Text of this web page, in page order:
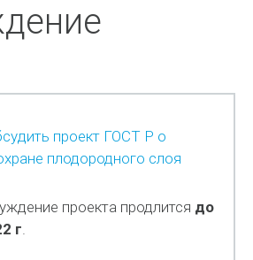
проект ГОСТ Р о
плодородного слоя
проекта продлится до
г.